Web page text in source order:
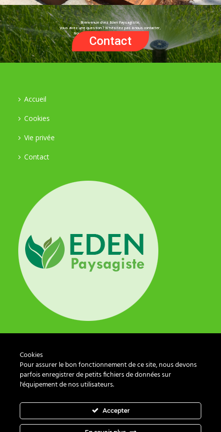
Bienvenue chez Eden Paysagiste,
Vous avez une question ? N'hésitez pas à nous contacter,
Nous nous ferons un plaisir d'y répondre !
Contact
Accueil
Cookies
Vie privée
Contact
Eden Paysagiste
+41 21 539 19 90
Cookies
Pour assurer le bon fonctionnement de ce site, nous devons
parfois enregistrer de petits fichiers de données sur
l'équipement de nos utilisateurs.
Accepter